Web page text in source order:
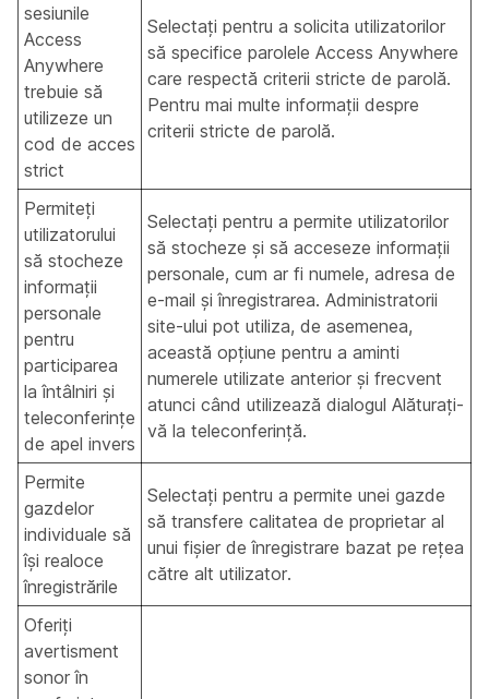
sesiunile
Access
Anywhere
trebuie să
utilizeze un
cod de acces
strict
Selectați pentru a solicita utilizatorilor
să specifice parolele Access Anywhere
care respectă criterii stricte de parolă.
Pentru mai multe informații despre
criterii stricte de parolă.
Permiteți
utilizatorului
să stocheze
informații
personale
pentru
participarea
la întâlniri și
teleconferințe
de apel invers
Selectați pentru a permite utilizatorilor
să stocheze și să acceseze informații
personale, cum ar fi numele, adresa de
e-mail și înregistrarea. Administratorii
site-ului pot utiliza, de asemenea,
această opțiune pentru a aminti
numerele utilizate anterior și frecvent
atunci când utilizează dialogul Alăturați-
vă la teleconferință.
Permite
gazdelor
individuale să
își realoce
înregistrările
Selectați pentru a permite unei gazde
să transfere calitatea de proprietar al
unui fișier de înregistrare bazat pe rețea
către alt utilizator.
Oferiți
avertisment
sonor în